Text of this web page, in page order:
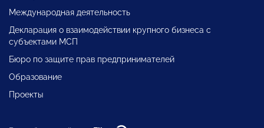
Международная деятельность
Декларация о взаимодействии крупного бизнеса с
субъектами МСП
Бюро по защите прав предпринимателей
Образование
Проекты